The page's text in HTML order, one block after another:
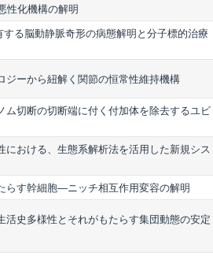
性化機構の解明
る脳動静脈奇形の病態解明と分子標的治療
ジーから紐解く関節の恒常性維持機構
ム切断の切断端に付く付加体を除去するユビ
における、生態系解析法を活用した新規シス
らす幹細胞―ニッチ相互作用変容の解明
活史多様性とそれがもたらす集団動態の安定